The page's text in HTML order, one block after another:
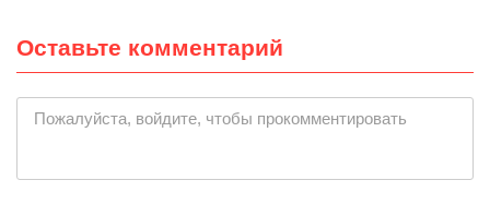
Оставьте комментарий
Пожалуйста, войдите, чтобы прокомментировать